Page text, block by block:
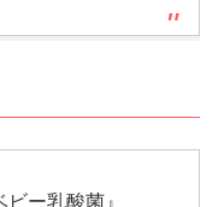
ー乳酸菌』